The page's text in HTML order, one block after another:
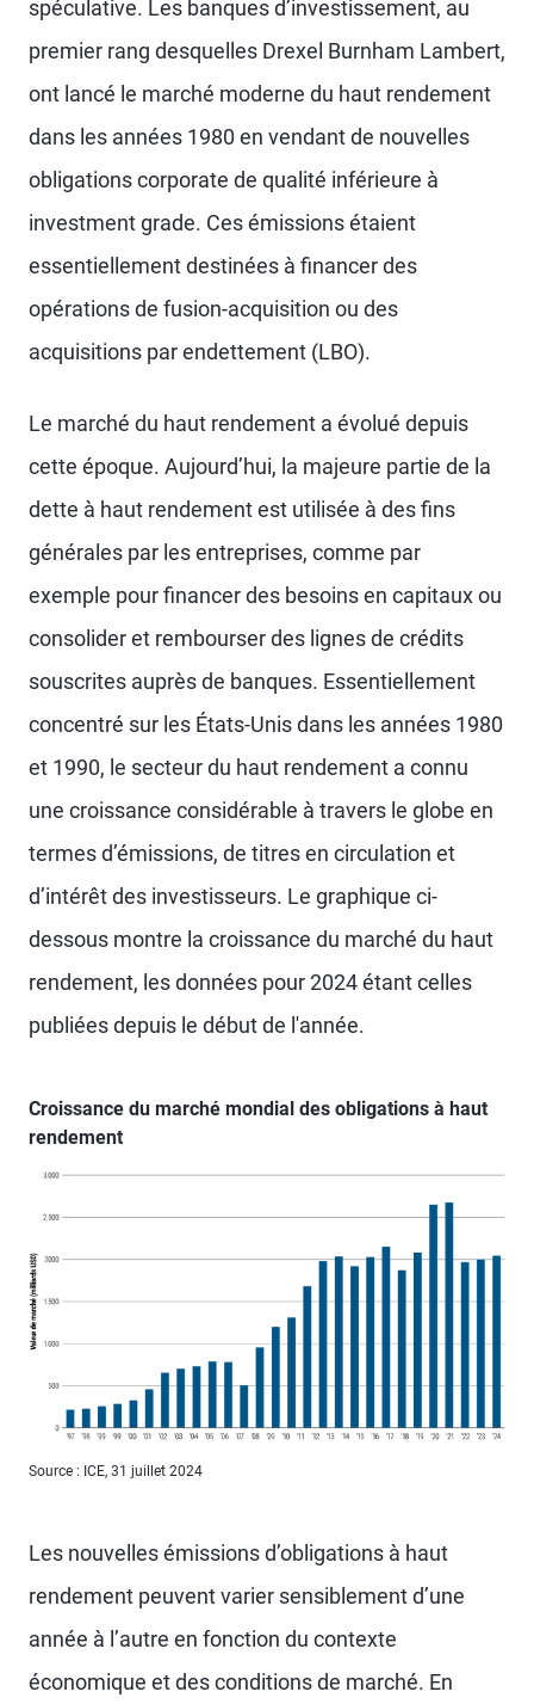
spéculative. Les banques d’investissement, au
premier rang desquelles Drexel Burnham Lambert,
ont lancé le marché moderne du haut rendement
dans les années 1980 en vendant de nouvelles
obligations corporate de qualité inférieure à
investment grade. Ces émissions étaient
essentiellement destinées à financer des
opérations de fusion-acquisition ou des
acquisitions par endettement (LBO).
Le marché du haut rendement a évolué depuis
cette époque. Aujourd’hui, la majeure partie de la
dette à haut rendement est utilisée à des fins
générales par les entreprises, comme par
exemple pour financer des besoins en capitaux ou
consolider et rembourser des lignes de crédits
souscrites auprès de banques. Essentiellement
concentré sur les États-Unis dans les années 1980
et 1990, le secteur du haut rendement a connu
une croissance considérable à travers le globe en
termes d’émissions, de titres en circulation et
d’intérêt des investisseurs. Le graphique ci-
dessous montre la croissance du marché du haut
rendement, les données pour 2024 étant celles
publiées depuis le début de l'année.
Croissance du marché mondial des obligations à haut
rendement
Source : ICE, 31 juillet 2024
Les nouvelles émissions d’obligations à haut
rendement peuvent varier sensiblement d’une
année à l’autre en fonction du contexte
économique et des conditions de marché. En